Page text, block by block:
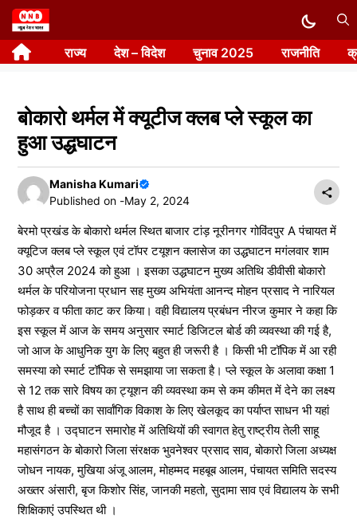
Skip
to
content राज्य देश – विदेश चुनाव 2025 राजनीति
बोकारो थर्मल में क्यूटीज क्लब प्ले स्कूल का
हुआ उद्धघाटन
Manisha Kumari
Published on -May 2, 2024
बेरमो प्रखंड के बोकारो थर्मल स्थित बाजार टांड़ नूरीनगर गोविंदपुर A पंचायत में
क्यूटिज क्लब प्ले स्कूल एवं टॉपर टयूशन क्लासेज का उद्धघाटन मगंलवार शाम
30 अप्रैल 2024 को हुआ । इसका उद्धघाटन मुख्य अतिथि डीवीसी बोकारो
थर्मल के परियोजना प्रधान सह मुख्य अभियंता आनन्द मोहन प्रसाद ने नारियल
फोड़कर व फीता काट कर किया। वही विद्यालय प्रबंधन नीरज कुमार ने कहा कि
इस स्कूल में आज के समय अनुसार स्मार्ट डिजिटल बोर्ड की व्यवस्था की गई है,
जो आज के आधुनिक युग के लिए बहुत ही जरूरी है । किसी भी टॉपिक में आ रही
समस्या को स्मार्ट टॉपिक से समझाया जा सकता है। प्ले स्कूल के अलावा कक्षा 1
से 12 तक सारे विषय का ट्यूशन की व्यवस्था कम से कम कीमत में देने का लक्ष्य
है साथ ही बच्चों का सार्वांगिक विकाश के लिए खेलकूद का पर्याप्त साधन भी यहां
मौजूद है । उद्घाटन समारोह में अतिथियों की स्वागत हेतु राष्ट्रीय तेली साहू
महासंगठन के बोकारो जिला संरक्षक भुवनेश्वर प्रसाद साव, बोकारो जिला अध्यक्ष
जोधन नायक, मुखिया अंजू आलम, मोहम्मद महबूब आलम, पंचायत समिति सदस्य
अख्तर अंसारी, बृज किशोर सिंह, जानकी महतो, सुदामा साव एवं विद्यालय के सभी
शिक्षिकाएं उपस्थित थी ।